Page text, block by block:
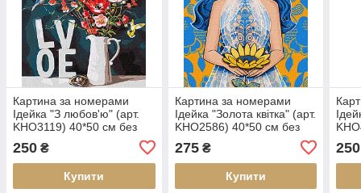
Картина за номерами
Ідейка "З любов'ю" (арт.
KHО3119) 40*50 см без
250 ₴
Купити
Картина за номерами
Ідейка "Золота квітка" (арт.
KHО2586) 40*50 см без
275₴
Купити
250